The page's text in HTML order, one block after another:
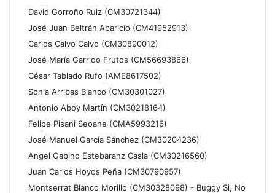
David Gorroño Ruiz (CM30721344)
José Juan Beltrán Aparicio (CM41952913)
Carlos Calvo Calvo (CM30890012)
José María Garrido Frutos (CM56693866)
César Tablado Rufo (AME8617502)
Sonia Arribas Blanco (CM30301027)
Antonio Aboy Martín (CM30218164)
Felipe Pisani Seoane (CMA5993216)
José Manuel García Sánchez (CM30204236)
Angel Gabino Estebaranz Casla (CM30216560)
Juan Carlos Hoyos Peña (CM30790957)
Montserrat Blanco Morillo (CM30328098) - Buggy Si, No